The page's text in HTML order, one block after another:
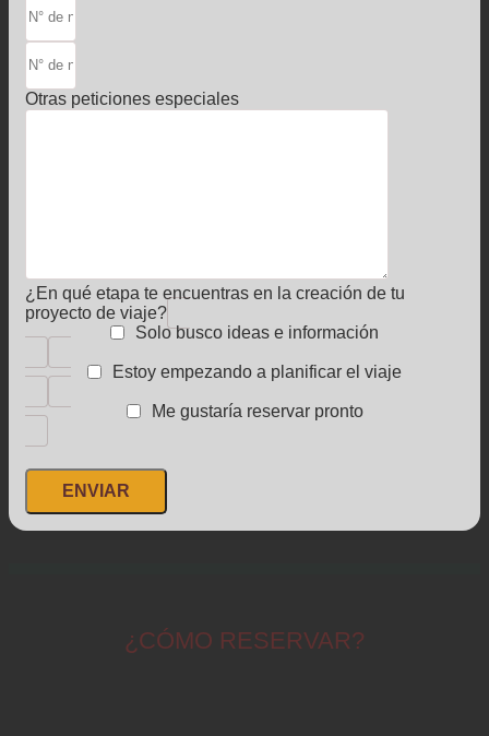
Otras peticiones especiales
¿En qué etapa te encuentras en la creación de tu
proyecto de viaje?
Solo busco ideas e información
Estoy empezando a planificar el viaje
Me gustaría reservar pronto
¿CÓMO RESERVAR?